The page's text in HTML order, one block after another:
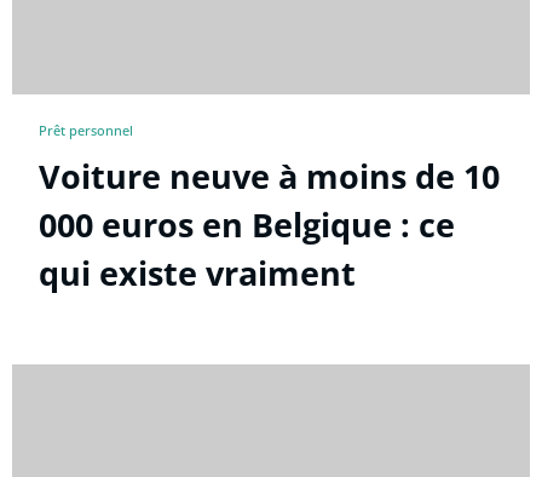
Prêt personnel
Voiture neuve à moins de 10
000 euros en Belgique : ce
qui existe vraiment